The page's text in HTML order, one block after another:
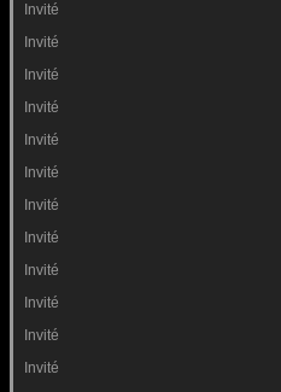
Invité
Invité
Invité
Invité
Invité
Invité
Invité
Invité
Invité
Invité
Invité
Invité